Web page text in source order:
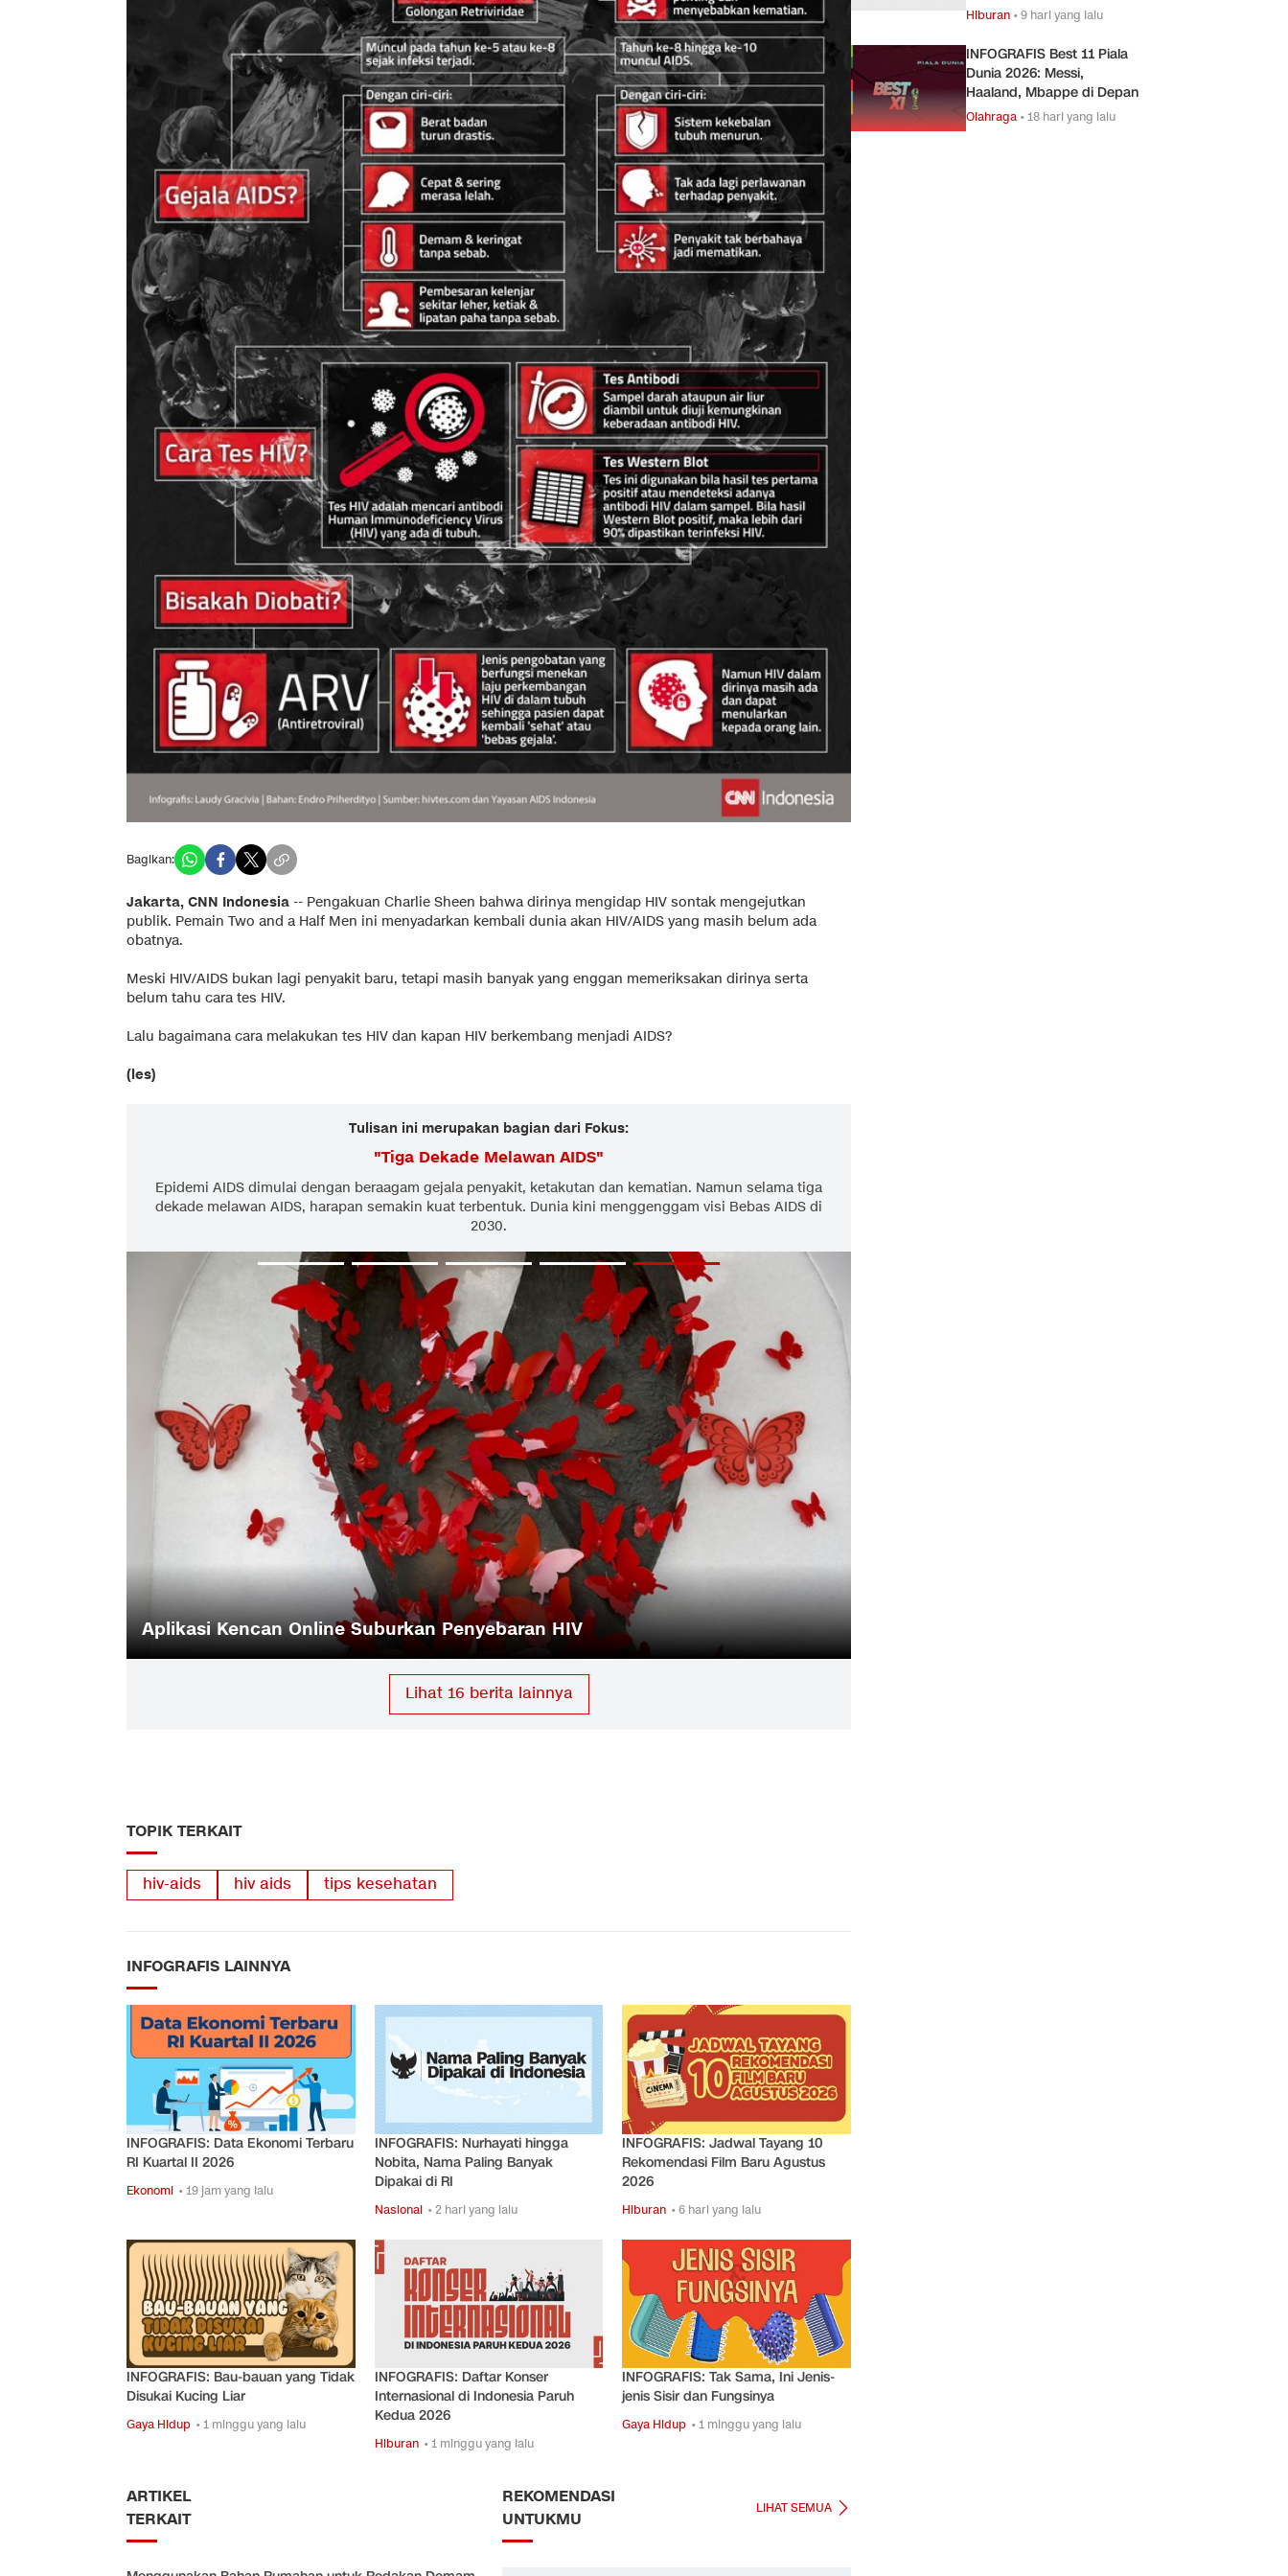
Bagikan:
Jakarta, CNN Indonesia -- Pengakuan Charlie Sheen bahwa dirinya mengidap HIV sontak mengejutkan
publik. Pemain Two and a Half Men ini menyadarkan kembali dunia akan HIV/AIDS yang masih belum ada
obatnya.
Meski HIV/AIDS bukan lagi penyakit baru, tetapi masih banyak yang enggan memeriksakan dirinya serta
belum tahu cara tes HIV.
Lalu bagaimana cara melakukan tes HIV dan kapan HIV berkembang menjadi AIDS?
(les)
Tulisan ini merupakan bagian dari Fokus:
"Tiga Dekade Melawan AIDS"
Epidemi AIDS dimulai dengan beraagam gejala penyakit, ketakutan dan kematian. Namun selama tiga
dekade melawan AIDS, harapan semakin kuat terbentuk. Dunia kini menggenggam visi Bebas AIDS di
2030.
Warna-Warni Hari AIDS di Filipina
Lihat 16 berita lainnya
TOPIK TERKAIT
hiv-aids hiv aids tips kesehatan
INFOGRAFIS LAINNYA
INFOGRAFIS: Data Ekonomi Terbaru
RI Kuartal II 2026
Ekonomi • 19 jam yang lalu
INFOGRAFIS: Nurhayati hingga
Nobita, Nama Paling Banyak
Dipakai di RI
Nasional • 2 hari yang lalu
INFOGRAFIS: Jadwal Tayang 10
Rekomendasi Film Baru Agustus
2026
Hiburan • 6 hari yang lalu
INFOGRAFIS: Bau-bauan yang Tidak
Disukai Kucing Liar
Gaya Hidup • 1 minggu yang lalu
INFOGRAFIS: Daftar Konser
Internasional di Indonesia Paruh
Kedua 2026
Hiburan • 1 minggu yang lalu
INFOGRAFIS: Tak Sama, Ini Jenis-
jenis Sisir dan Fungsinya
Gaya Hidup • 1 minggu yang lalu
ARTIKEL
TERKAIT
REKOMENDASI
UNTUKMU
LIHAT SEMUA
Hiburan •9 hari yang lalu
INFOGRAFIS Best 11 Piala
Dunia 2026: Messi,
Haaland, Mbappe di Depan
Olahraga •18 hari yang lalu